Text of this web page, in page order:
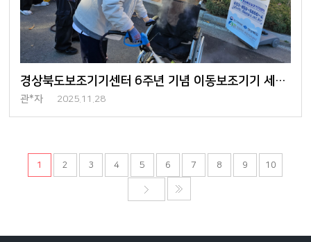
경상북도보조기기센터 6주년 기념 이동보조기기 세척 행사 진행
관*자 2025.11.28
1 2 3 4 5 6 7 8 9 10